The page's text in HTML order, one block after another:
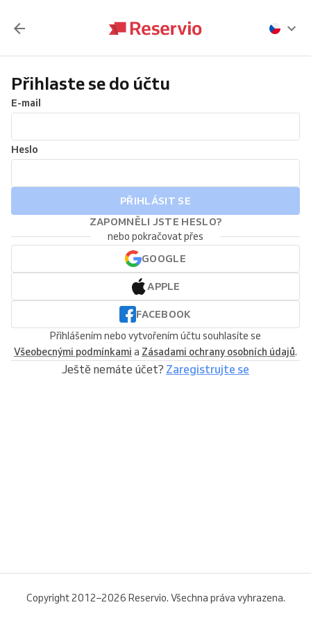
Přihlaste se do účtu
E-mail
Heslo
PŘIHLÁSIT SE
ZAPOMNĚLI JSTE HESLO?
nebo pokračovat přes
GOOGLE
APPLE
FACEBOOK
Přihlášením nebo vytvořením účtu souhlasíte se
Všeobecnými podmínkami a Zásadami ochrany osobních údajů.
Ještě nemáte účet? Zaregistrujte se
Copyright 2012–2026 Reservio. Všechna práva vyhrazena.